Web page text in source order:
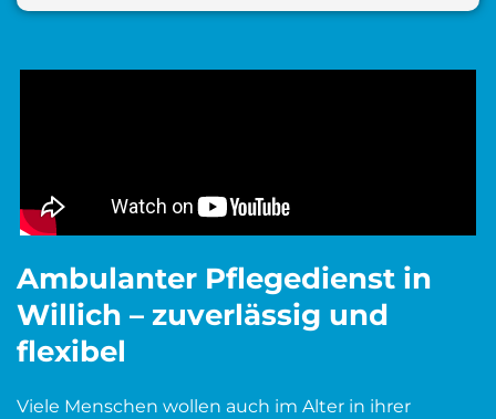
Ambulanter Pflegedienst in
Willich – zuverlässig und
flexibel
Viele Menschen wollen auch im Alter in ihrer